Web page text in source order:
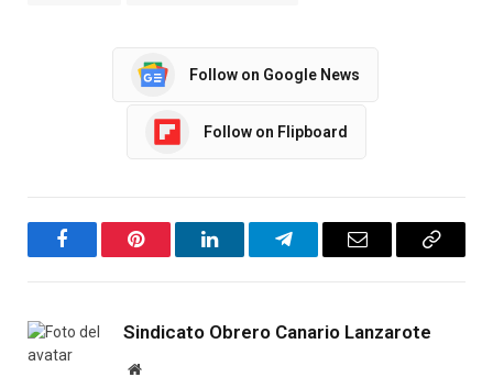
Follow on Google News
Follow on Flipboard
FacebookPinterest LinkedInTelegramEmail
Copy
Sindicato Obrero Canario Lanzarote
Website